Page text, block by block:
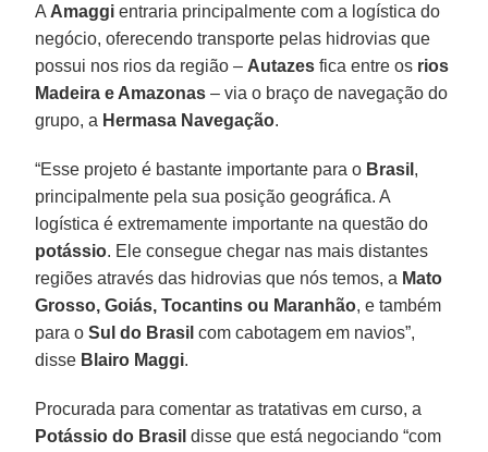
A Amaggi entraria principalmente com a logística do
negócio, oferecendo transporte pelas hidrovias que
possui nos rios da região – Autazes fica entre os rios
Madeira e Amazonas – via o braço de navegação do
grupo, a Hermasa Navegação.
“Esse projeto é bastante importante para o Brasil ,
principalmente pela sua posição geográfica. A
logística é extremamente importante na questão do
potássio. Ele consegue chegar nas mais distantes
regiões através das hidrovias que nós temos, a Mato
Grosso, Goiás, Tocantins ou Maranhão, e também
para oSul do Brasil com cabotagem em navios”,
disse Blairo Maggi.
Procurada para comentar as tratativas em curso, a
Potássio do Brasil disse que está negociando “com